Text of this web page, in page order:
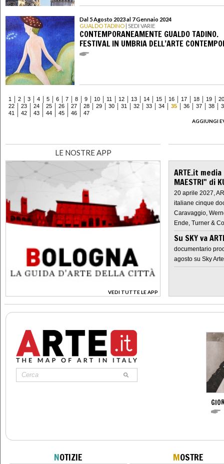
Dal 5 Agosto 2023 al 7 Gennaio 2024
GUALDO TADINO | SEDI VARIE
CONTEMPORANEAMENTE GUALDO TADINO.
FESTIVAL IN UMBRIA DELL’ARTE
1 2 3 4 5 6 7 8 9 10 11 12 13 14 15 16 17 18 19
20
22
23 24 25 26 27 28 29 30 31 32 33 34 35 36 37 38
41
42 43 44 45 46
47
AGGIUNGI
LE NOSTRE APP
VEDI TUTTE LE APP
>
ARTE.it
MAESTRI" di
20 aprile 2027,
italiane cinque
Caravaggio,
Ende, Turner &
Su SKY va
documentario
agosto su Sky Arte
NOTIZIE MOSTRE